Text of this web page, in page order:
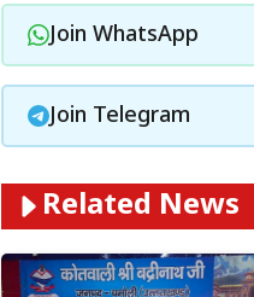
Join WhatsApp
Join Telegram
Related News